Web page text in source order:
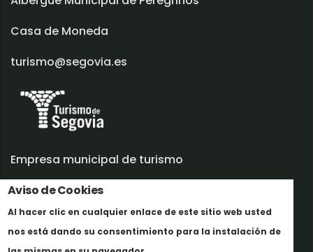
Aviso de Cookies
Al hacer clic en cualquier enlace de este sitio web usted
nos está dando su consentimiento para la instalación de
Casa de Moneda
turismo@segovia.es
Empresa municipal de turismo
Trabaja con nosotros
Informes y documentación